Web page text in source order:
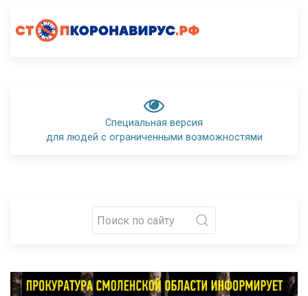
Специальная версия
для людей с ограниченными возможностями